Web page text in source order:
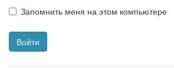
Запомнить меня на этом компьютере